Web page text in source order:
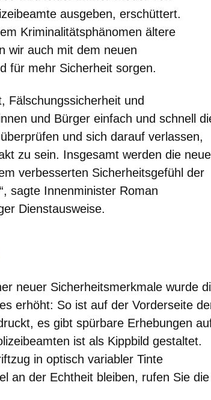
ausgeben, erschüttert.
Kriminalitätsphänomen ältere
wir auch mit dem neuen
für mehr Sicherheit sorgen.
Fälschungssicherheit und
und Bürger einfach und schnell
und sich darauf verlassen,
zu sein. Insgesamt werden die
verbesserten Sicherheitsgefühl der
sagte Innenminister Roman
Dienstausweise.
neuer Sicherheitsmerkmale wurde
erhöht: So ist auf der Vorderseite
es gibt spürbare Erhebungen
ist als Kippbild gestaltet.
in optisch variabler Tinte
an der Echtheit bleiben, rufen Sie die